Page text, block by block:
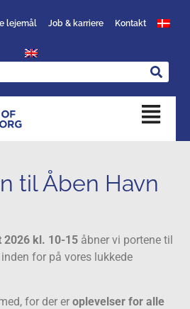
lejemål Job & karriere Kontakt
til Åben Havn
2026 kl. 10-15 åbner vi portene til
for på vores lukkede
for der er oplevelser for alle